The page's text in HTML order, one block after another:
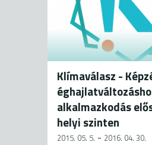
Klímaválasz -
alkalmazkodás
helyi szinten
2015. 05. 5. - 2016. 04. 30.